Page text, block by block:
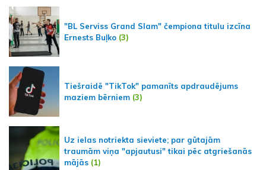
"BL Serviss Grand Slam" čempiona titulu izcīna
Ernests Buļko (3)
Tiešraidē "TikTok" pamanīts apdraudējums
maziem bērniem (3)
Uz ielas notriekta sieviete; par gūtajām
traumām viņa "apjautusi" tikai pēc atgriešanās
mājās (1)